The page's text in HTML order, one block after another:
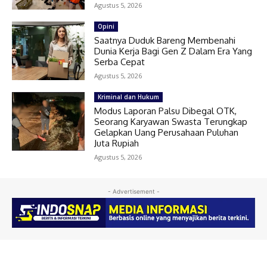
Agustus 5, 2026
Opini
Saatnya Duduk Bareng Membenahi
Dunia Kerja Bagi Gen Z Dalam Era Yang
Serba Cepat
Agustus 5, 2026
Kriminal dan Hukum
Modus Laporan Palsu Dibegal OTK,
Seorang Karyawan Swasta Terungkap
Gelapkan Uang Perusahaan Puluhan
Juta Rupiah
Agustus 5, 2026
- Advertisement -